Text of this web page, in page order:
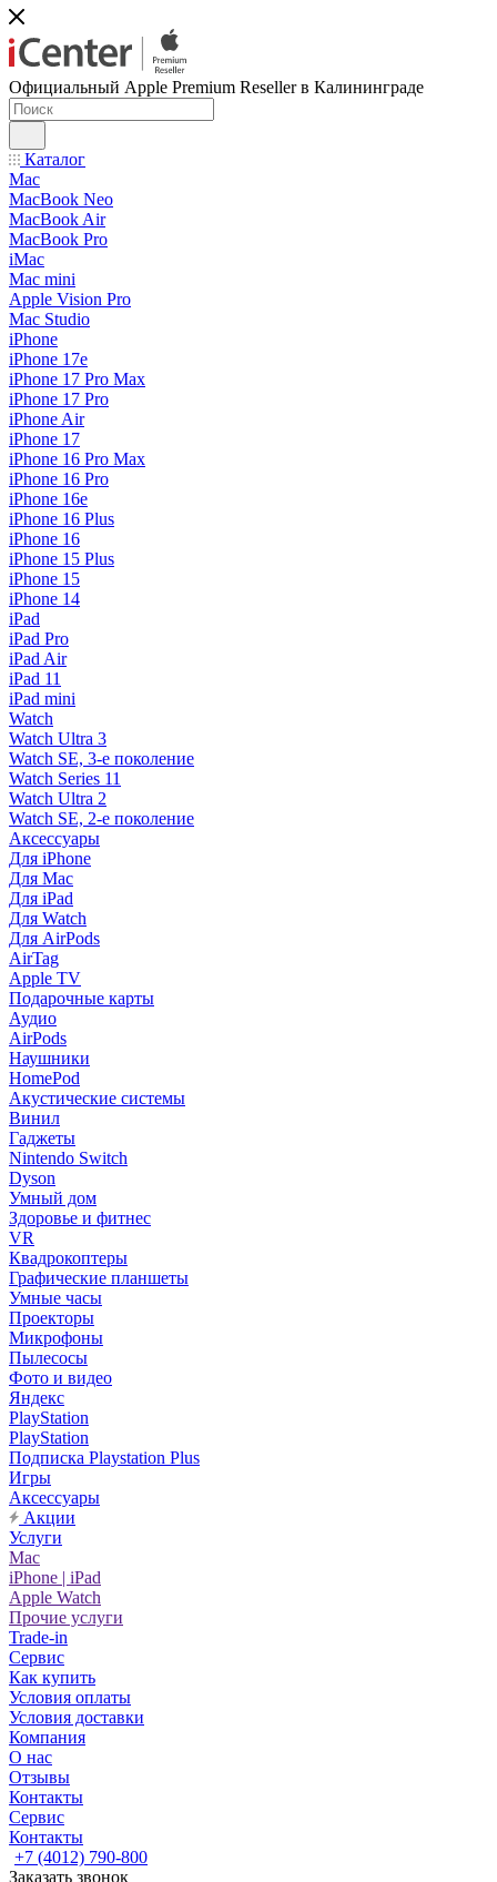
Официальный Apple Premium Reseller в Калининграде
Каталог
Mac
MacBook Neo
MacBook Air
MacBook Pro
iMac
Mac mini
Apple Vision Pro
Mac Studio
iPhone
iPhone 17e
iPhone 17 Pro Max
iPhone 17 Pro
iPhone Air
iPhone 17
iPhone 16 Pro Max
iPhone 16 Pro
iPhone 16e
iPhone 16 Plus
iPhone 16
iPhone 15 Plus
iPhone 15
iPhone 14
iPad
iPad Pro
iPad Air
iPad 11
iPad mini
Watch
Watch Ultra 3
Watch SE, 3-е поколение
Watch Series 11
Watch Ultra 2
Watch SE, 2-е поколение
Аксессуары
Для iPhone
Для Mac
Для iPad
Для Watch
Для AirPods
AirTag
Apple TV
Подарочные карты
Аудио
AirPods
Наушники
HomePod
Акустические системы
Винил
Гаджеты
Nintendo Switch
Dyson
Умный дом
Здоровье и фитнес
VR
Квадрокоптеры
Графические планшеты
Умные часы
Проекторы
Микрофоны
Пылесосы
Фото и видео
Яндекс
PlayStation
PlayStation
Подписка Playstation Plus
Игры
Аксессуары
Акции
Услуги
Mac
iPhone | iPad
Apple Watch
Прочие услуги
Trade-in
Сервис
Как купить
Условия оплаты
Условия доставки
Компания
О нас
Отзывы
Контакты
Сервис
Контакты
+7 (4012) 790-800
Заказать звонок